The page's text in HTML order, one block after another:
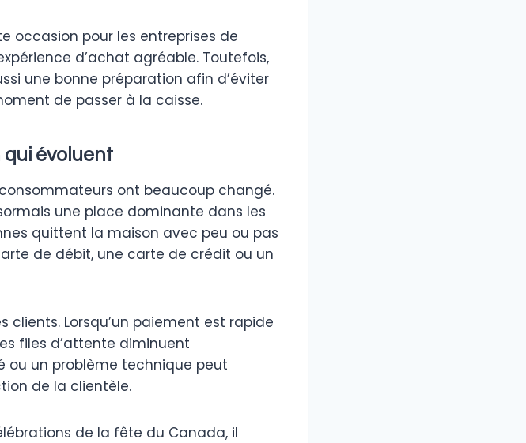
occasion pour les entreprises de
d’achat agréable. Toutefois,
une bonne préparation afin d’éviter
de passer à la caisse.
évoluent
ont beaucoup changé.
une place dominante dans les
quittent la maison avec peu ou pas
de débit, une carte de crédit ou un
Lorsqu’un paiement est rapide
files d’attente diminuent
ou un problème technique peut
de la clientèle.
de la fête du Canada, il